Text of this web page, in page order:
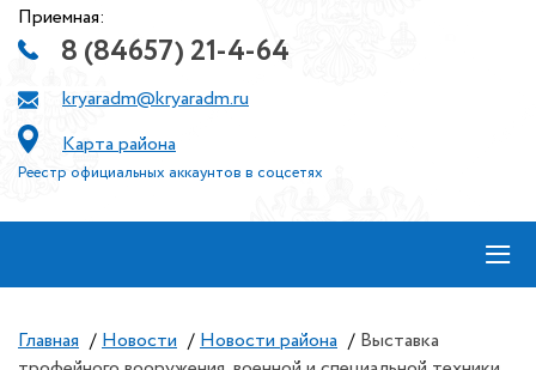
Приемная:
8 (84657) 21-4-64
kryaradm@kryaradm.ru
Карта района
Реестр официальных аккаунтов в соцсетях
≡
Главная / Новости / Новости района / Выставка